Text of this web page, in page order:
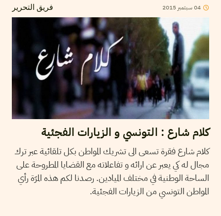
فريق التحرير 04سبتمبر 2015
كلام شارع : التونسي و الزيارات الفجئية
كلام شارع فقرة تسعى الى تشريك المواطن بكل تلقائية عبر ترك
مجال له كي يعبر عن ارائه و تفاعلاته مع القضايا المطروحة على
الساحة الوطنية في مختلف الميادين. رصدنا لكم هذه المرّة رأي
المواطن التونسي من الزيارات الفجئية.